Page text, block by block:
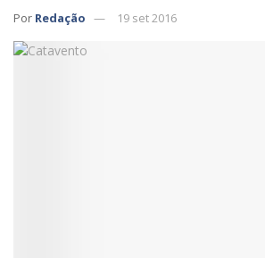
Por Redação 19 set 2016